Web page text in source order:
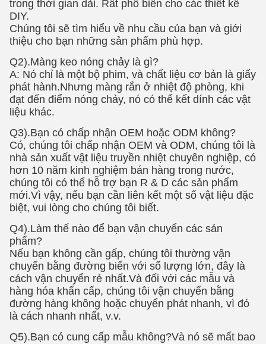
thuật số cũng có thể làm việc được.
4. chiều rộng cuộn: 50 cm hoặc 75 cm
.
5. kiểm tra giặt hơn 40 lần không phai không có vết
nứt.
1. Cắt thiết kế của bạn trong hình ảnh phản chiếu ở
mặt mờ (không hiển thị màu cuối cùng)
2. Loại bỏ các vật liệu thừa ra khỏi thiết kế.
3. Làm nóng trước bàn là và vải của bạn (Không có